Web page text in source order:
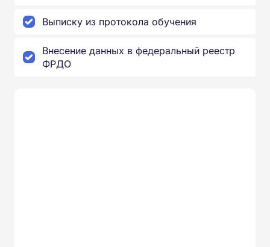
Выписку из протокола обучения
Внесение данных в федеральный реестр
ФРДО